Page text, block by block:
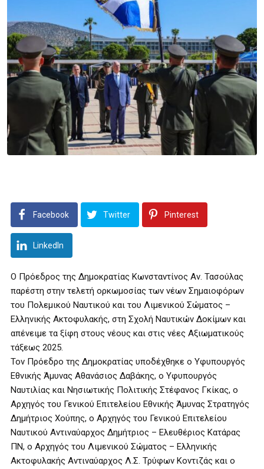
Facebook Twitter Pinterest
LinkedIn
Ο Πρόεδρος της Δημοκρατίας Κωνσταντίνος Αν. Τασούλας
παρέστη στην τελετή ορκωμοσίας των νέων Σημαιοφόρων
του Πολεμικού Ναυτικού και του Λιμενικού Σώματος –
Ελληνικής Ακτοφυλακής, στη Σχολή Ναυτικών Δοκίμων και
απένειμε τα ξίφη στους νέους και στις νέες Αξιωματικούς
τάξεως 2025.
Τον Πρόεδρο της Δημοκρατίας υποδέχθηκε ο Υφυπουργός
Εθνικής Άμυνας Αθανάσιος Δαβάκης, ο Υφυπουργός
Ναυτιλίας και Νησιωτικής Πολιτικής Στέφανος Γκίκας, ο
Αρχηγός του Γενικού Επιτελείου Εθνικής Άμυνας Στρατηγός
Δημήτριος Χούπης, ο Αρχηγός του Γενικού Επιτελείου
Ναυτικού Αντιναύαρχος Δημήτριος – Ελευθέριος Κατάρας
ΠΝ, ο Αρχηγός του Λιμενικού Σώματος – Ελληνικής
Ακτοφυλακής Αντιναύαρχος Λ.Σ. Τρύφων Κοντιζάς και ο